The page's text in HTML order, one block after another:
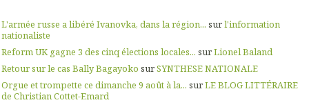
L'armée russe a libéré Ivanovka, dans la région... surl'information
nationaliste
Reform UK gagne 3 des cinq élections locales... surLionel Baland
Retour sur le cas Bally Bagayoko surSYNTHESE NATIONALE
Orgue et trompette ce dimanche 9 août à la... surLE BLOG LITTÉRAIRE
de Christian Cottet-Emard